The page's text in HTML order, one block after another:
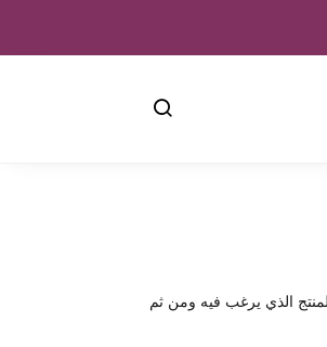
الذي يرغب فيه ومن ثم